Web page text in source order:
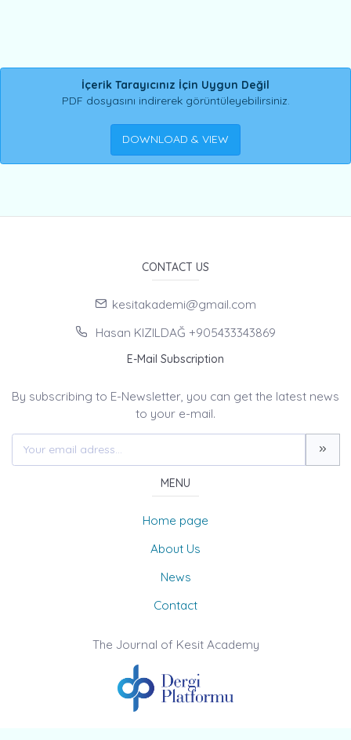
İçerik Tarayıcınız İçin Uygun Değil
PDF dosyasını indirerek görüntüleyebilirsiniz.
DOWNLOAD & VIEW
CONTACT US
kesitakademi@gmail.com
Hasan KIZILDAĞ +905433343869
E-Mail Subscription
By subscribing to E-Newsletter, you can get the latest news
to your e-mail.
MENU
Home page
About Us
News
Contact
The Journal of Kesit Academy